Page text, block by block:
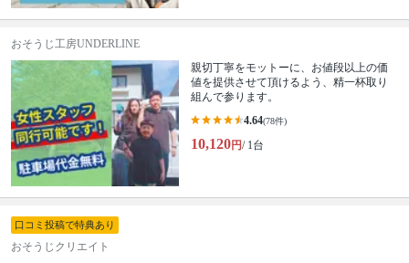
おそうじ工房UNDERLINE
親切丁寧をモットーに、お値段以上の価
値を提供させて頂けるよう、精一杯取り
組んで参ります。
4.64(78件)
10,120円/ 1台
口コミ投稿で特典あり
おそうじクリエイト